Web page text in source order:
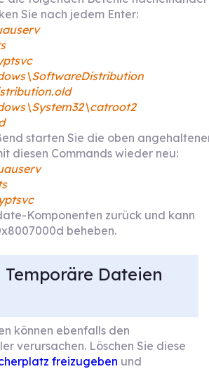
Sie nach jedem Enter:
starten Sie die oben
diesen Commands wieder neu:
Komponenten zurück und kann
beheben.
Temporäre Dateien
können ebenfalls den
verursachen. Löschen Sie diese
freizugeben und